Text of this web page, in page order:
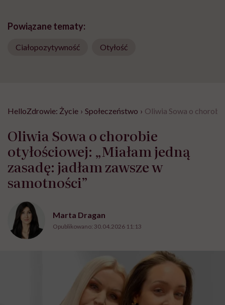
Powiązane tematy:
Ciałopozytywność Otyłość
HelloZdrowie: Życie › Społeczeństwo › Oliwia Sowa o
Oliwia Sowa o chorobie
otyłościowej: „Miałam jedną
zasadę: jadłam zawsze w
samotności”
Marta Dragan
Opublikowano: 30.04.2026 11:13